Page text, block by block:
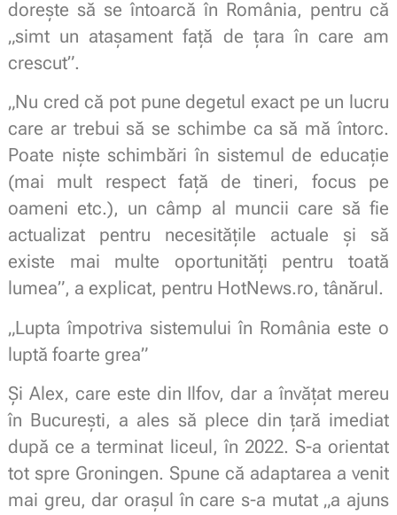
dorește să se întoarcă în România, pentru că
„simt un atașament față de țara în care am
crescut”.
„Nu cred că pot pune degetul exact pe un lucru
care ar trebui să se schimbe ca să mă întorc.
Poate niște schimbări în sistemul de educație
(mai mult respect față de tineri, focus pe
oameni etc.), un câmp al muncii care să fie
actualizat pentru necesitățile actuale și să
existe mai multe oportunități pentru toată
lumea”, a explicat, pentru HotNews.ro, tânărul.
„Lupta împotriva sistemului în România este o
luptă foarte grea”
Și Alex, care este din Ilfov, dar a învățat mereu
în București, a ales să plece din țară imediat
după ce a terminat liceul, în 2022. S-a orientat
tot spre Groningen. Spune că adaptarea a venit
mai greu, dar orașul în care s-a mutat „a ajuns